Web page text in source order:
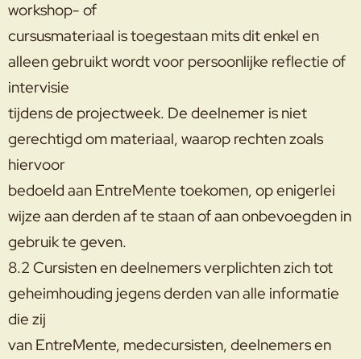
workshop- of
cursusmateriaal is toegestaan mits dit enkel en
alleen gebruikt wordt voor persoonlijke reflectie of
intervisie
tijdens de projectweek. De deelnemer is niet
gerechtigd om materiaal, waarop rechten zoals
hiervoor
bedoeld aan EntreMente toekomen, op enigerlei
wijze aan derden af te staan of aan onbevoegden in
gebruik te geven.
8.2 Cursisten en deelnemers verplichten zich tot
geheimhouding jegens derden van alle informatie
die zij
van EntreMente, medecursisten, deelnemers en